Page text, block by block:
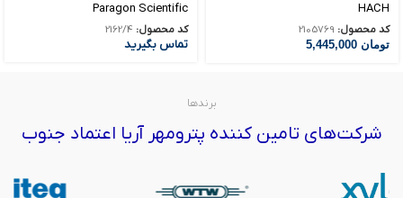
HACH
کد محصول: 2105769
تومان
Paragon Scientific
کد محصول: 2162/4
تماس بگیرید
برندها
شرکت‌های تامین کننده پترومهر آریا اعتماد جنوب